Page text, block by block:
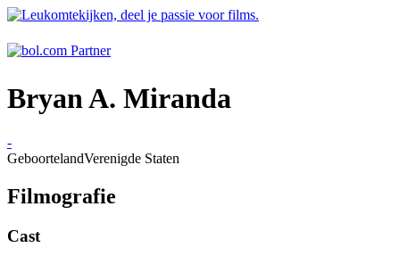
Bryan A. Miranda
-
GeboortelandVerenigde Staten
Filmografie
Cast